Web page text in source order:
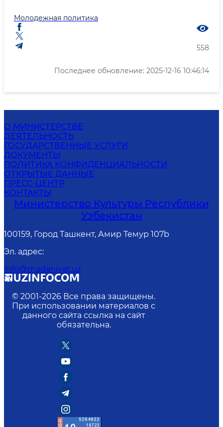
Молодежная политика
558
Последнее обновление: 2025-12-16 10:46:14
О МИНИСТЕРСТВЕ
ДЕЯТЕЛЬНОСТЬ
ГОСУДАРСТВЕННЫЕ УСЛУГИ
ДОКУМЕНТЫ
ПОЛИТИКА КОНФИДЕНЦИАЛЬНОСТИ
ОТКРЫТЫЕ ДАННЫЕ
ПРЕСС-ЦЕНТР
КОНТАКТЫ
Министерство Культуры Республики
Узбекистан
100159, Город Ташкент, Амир Темур 107b
Эл. адрес:
info@madaniyat.uz
© 2001-2026 Все права защищены.
При использовании материалов с
данного сайта ссылка на сайт
обязательна.